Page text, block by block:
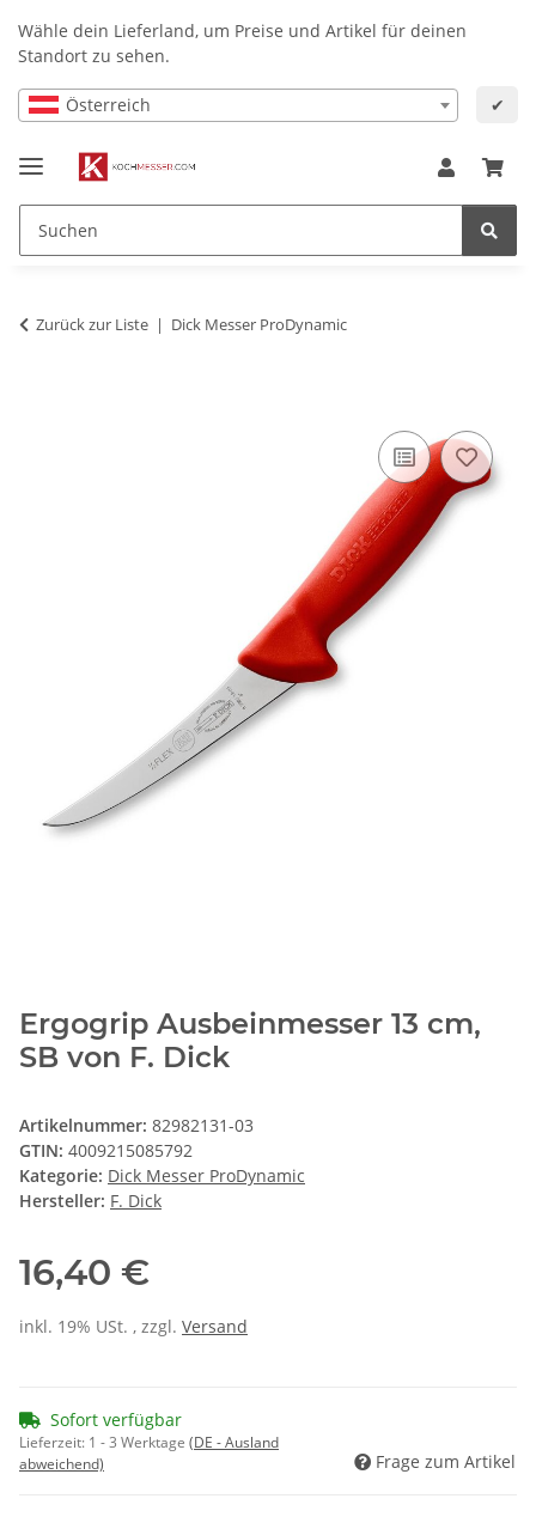
Wähle dein Lieferland, um Preise und Artikel für deinen
Standort zu sehen.
Österreich ✔
Zurück zur Liste Dick Messer ProDynamic
Ergogrip Ausbeinmesser 13 cm,
SB von F. Dick
Artikelnummer: 82982131-03
GTIN: 4009215085792
Kategorie: Dick Messer ProDynamic
Hersteller: F. Dick
16,40 €
inkl. 19% USt. , zzgl. Versand
Sofort verfügbar
Lieferzeit: 1 - 3 Werktage (DE - Ausland
abweichend)
Frage zum Artikel